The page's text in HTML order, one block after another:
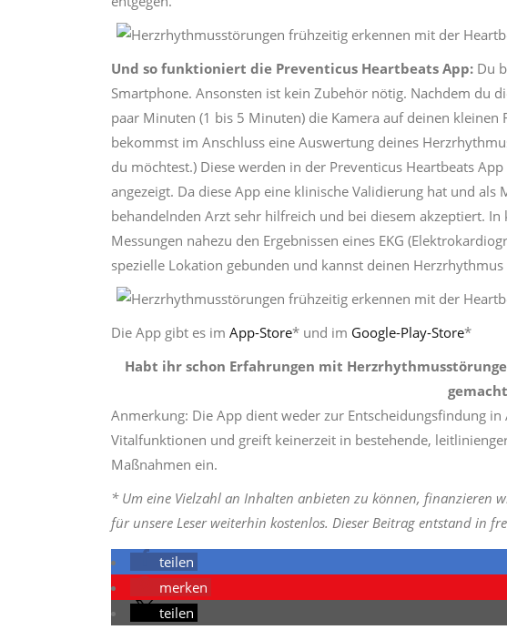
Und so funktioniert die Preventicus Heartbeats App: Du
Smartphone. Ansonsten ist kein Zubehör nötig. Nachdem du
paar Minuten (1 bis 5 Minuten) die Kamera auf deinen kleinen
bekommst im Anschluss eine Auswertung deines
du möchtest.) Diese werden in der Preventicus Heartbeats
angezeigt. Da diese App eine klinische Validierung hat und
behandelnden Arzt sehr hilfreich und bei diesem akzeptiert.
Messungen nahezu den Ergebnissen eines EKG
spezielle Lokation gebunden und kannst deinen
Die App gibt es im App-Store* und im Google-Play-Store*
Habt ihr schon Erfahrungen mit
Anmerkung: Die App dient weder zur Entscheidungsfindung
Vitalfunktionen und greift keinerzeit in bestehende,
Maßnahmen ein.
* Um eine Vielzahl an Inhalten anbieten zu können, finanzieren
für unsere Leser weiterhin kostenlos. Dieser Beitrag entstand in
teilen
merken
teilen